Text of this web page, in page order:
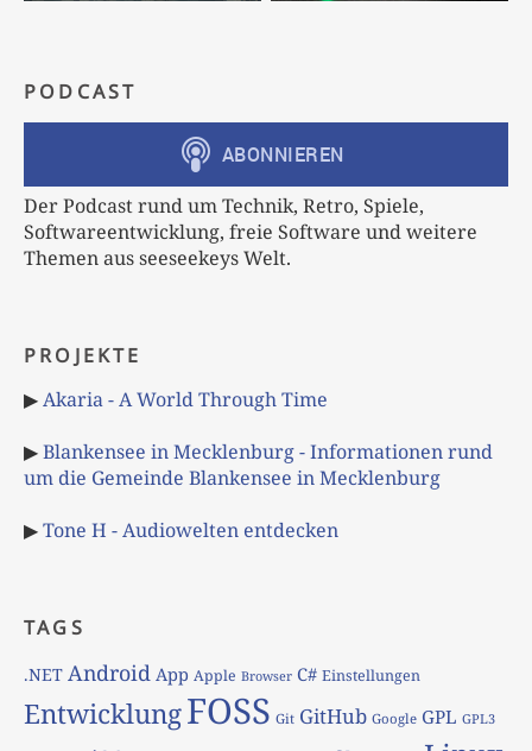
PODCAST
Der Podcast rund um Technik, Retro, Spiele,
Softwareentwicklung, freie Software und weitere
Themen aus seeseekeys Welt.
PROJEKTE
▶Akaria - A World Through Time
▶Blankensee in Mecklenburg - Informationen rund
um die Gemeinde Blankensee in Mecklenburg
▶Tone H - Audiowelten entdecken
TAGS
.NET Android App Apple Browser C# Einstellungen
EntwicklungFOSS Git GitHub Google GPL GPL3